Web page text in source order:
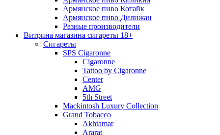
Армянское пиво Котайк
Армянское пиво Дилижан
Разные производители
Витрина магазина сигареты 18+
Cигареты
SPS Cigaronne
Сigaronne
Tattoo by Cigaronne
Center
AMG
5th Street
Mackintosh Luxury Collection
Grand Tobacco
Akhtamar
Ararat